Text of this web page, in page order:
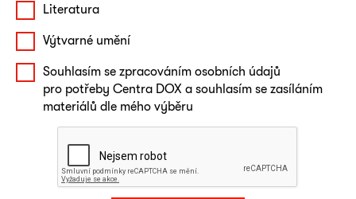
Literatura
Výtvarné umění
Souhlasím se zpracováním osobních údajů
pro potřeby Centra DOX a souhlasím se zasíláním
materiálů dle mého výběru